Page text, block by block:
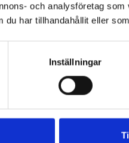
och analysföretag
du har tillhandahållit eller
Inställningar